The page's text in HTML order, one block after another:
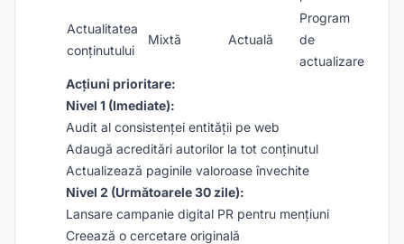
Actualitatea
conținutului
Mixtă Actuală
Program
de
actualizare
Acțiuni prioritare:
Nivel 1 (Imediate):
Audit al consistenței entității pe web
Adaugă acreditări autorilor la tot conținutul
Actualizează paginile valoroase învechite
Nivel 2 (Următoarele 30 zile):
Lansare campanie digital PR pentru mențiuni
Creează o cercetare originală